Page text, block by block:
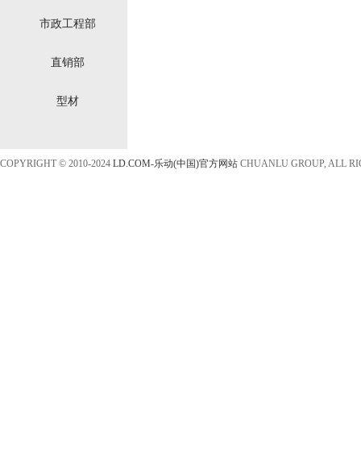
市政工程部
直销部
型材
COPYRIGHT © 2010-2024 LD.COM-乐动(中国)官方网站 CHUANLU GROUP, ALL